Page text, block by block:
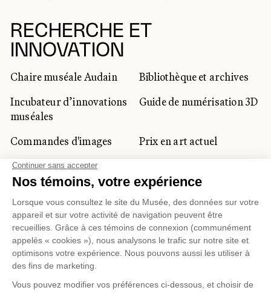
RECHERCHE ET
INNOVATION
Chaire muséale Audain
Bibliothèque et archives
Incubateur d’innovations
muséales
Guide de numérisation 3D
Commandes d'images
Prix en art actuel
Prix Lynne-Cohen
CLIENTÈLE CORPORATIVE
ET PRIVÉE
Location d'espaces
Activités corporatives
professionnels du